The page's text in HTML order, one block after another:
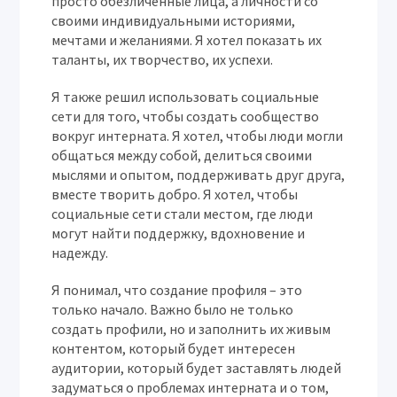
своими индивидуальными историями,
мечтами и желаниями. Я хотел показать их
таланты, их творчество, их успехи.
Я также решил использовать социальные
сети для того, чтобы создать сообщество
вокруг интерната. Я хотел, чтобы люди могли
общаться между собой, делиться своими
мыслями и опытом, поддерживать друг друга,
вместе творить добро. Я хотел, чтобы
социальные сети стали местом, где люди
могут найти поддержку, вдохновение и
надежду.
Я понимал, что создание профиля – это
только начало. Важно было не только
создать профили, но и заполнить их живым
контентом, который будет интересен
аудитории, который будет заставлять людей
задуматься о проблемах интерната и о том,